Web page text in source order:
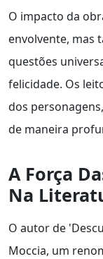
O impacto da
envolvente, mas
questões
felicidade. Os
dos
de maneira
A Força
Na
O autor de
Moccia, um